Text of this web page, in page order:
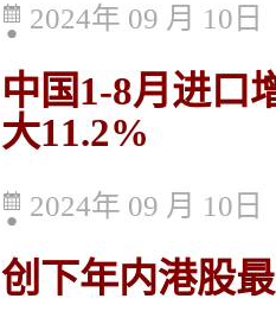
2024年 09 月 10日
中国1-8月进口
大11.2%
2024年 09 月 10日
创下年内港股